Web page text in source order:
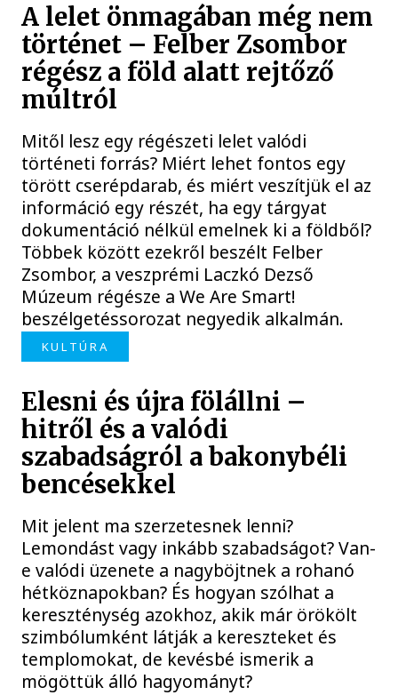
A lelet önmagában még nem
történet – Felber Zsombor
régész a föld alatt rejtőző
múltról
Mitől lesz egy régészeti lelet valódi
történeti forrás? Miért lehet fontos egy
törött cserépdarab, és miért veszítjük el az
információ egy részét, ha egy tárgyat
dokumentáció nélkül emelnek ki a földből?
Többek között ezekről beszélt Felber
Zsombor, a veszprémi Laczkó Dezső
Múzeum régésze a We Are Smart!
beszélgetéssorozat negyedik alkalmán.
KULTÚRA
Elesni és újra fölállni –
hitről és a valódi
szabadságról a bakonybéli
bencésekkel
Mit jelent ma szerzetesnek lenni?
Lemondást vagy inkább szabadságot? Van-
e valódi üzenete a nagyböjtnek a rohanó
hétköznapokban? És hogyan szólhat a
kereszténység azokhoz, akik már örökölt
szimbólumként látják a kereszteket és
templomokat, de kevésbé ismerik a
mögöttük álló hagyományt?